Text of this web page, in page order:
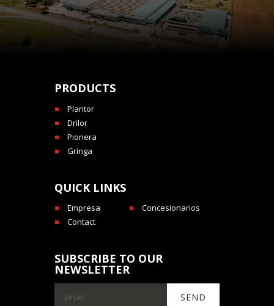
PRODUCTS
Plantor
Drilor
Pionera
Gringa
QUICK LINKS
Empresa
Concesionarios
Contact
SUBSCRIBE TO OUR
NEWSLETTER